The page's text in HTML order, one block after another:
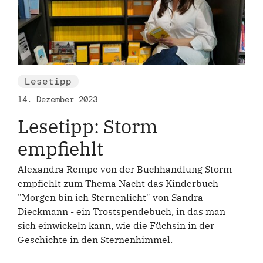
Lesetipp
14. Dezember 2023
Lesetipp: Storm
empfiehlt
Alexandra Rempe von der Buchhandlung Storm
empfiehlt zum Thema Nacht das Kinderbuch
"Morgen bin ich Sternenlicht" von Sandra
Dieckmann - ein Trostspendebuch, in das man
sich einwickeln kann, wie die Füchsin in der
Geschichte in den Sternenhimmel.